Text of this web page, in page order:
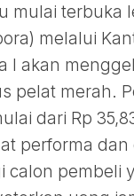
mulai terbuka
melalui
I akan
pelat merah.
dari Rp
performa
calon